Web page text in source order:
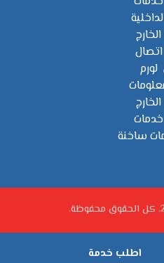
الخارج
اتصال
لورم
الخارج
خدمات
ساخنة
اطلب خدمة